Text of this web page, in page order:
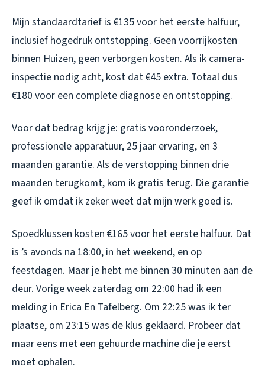
Mijn standaardtarief is €135 voor het eerste halfuur,
inclusief hogedruk ontstopping. Geen voorrijkosten
binnen Huizen, geen verborgen kosten. Als ik camera-
inspectie nodig acht, kost dat €45 extra. Totaal dus
€180 voor een complete diagnose en ontstopping.
Voor dat bedrag krijg je: gratis vooronderzoek,
professionele apparatuur, 25 jaar ervaring, en 3
maanden garantie. Als de verstopping binnen drie
maanden terugkomt, kom ik gratis terug. Die garantie
geef ik omdat ik zeker weet dat mijn werk goed is.
Spoedklussen kosten €165 voor het eerste halfuur. Dat
is ’s avonds na 18:00, in het weekend, en op
feestdagen. Maar je hebt me binnen 30 minuten aan de
deur. Vorige week zaterdag om 22:00 had ik een
melding in Erica En Tafelberg. Om 22:25 was ik ter
plaatse, om 23:15 was de klus geklaard. Probeer dat
maar eens met een gehuurde machine die je eerst
moet ophalen.